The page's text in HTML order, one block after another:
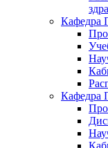
Кафедра
Кафедра